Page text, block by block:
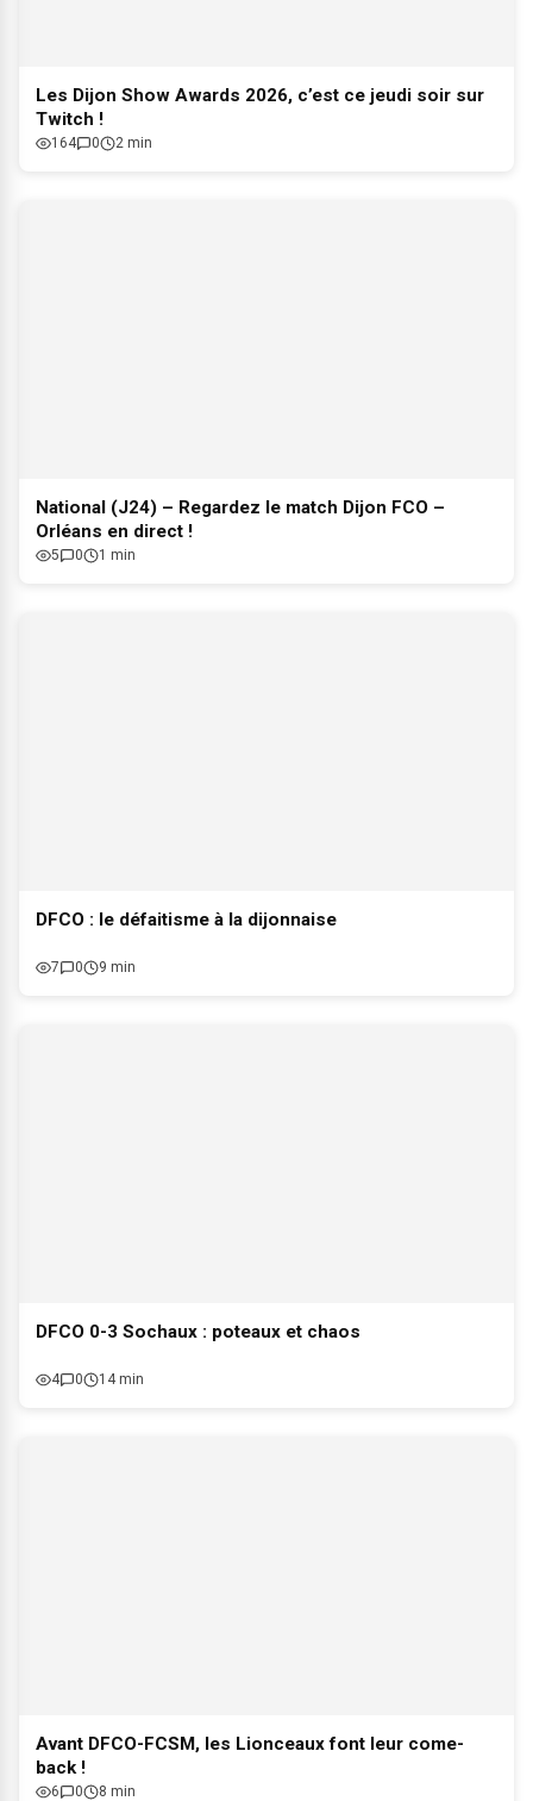
Les Dijon Show Awards 2026, c’est ce jeudi soir sur
Twitch !
164 0 2 min
National (J24) – Regardez le match Dijon FCO –
Orléans en direct !
5 0 1 min
DFCO : le défaitisme à la dijonnaise
7 0 9 min
DFCO 0-3 Sochaux : poteaux et chaos
4 0 14 min
Avant DFCO-FCSM, les Lionceaux font leur come-
back !
6 0 8 min